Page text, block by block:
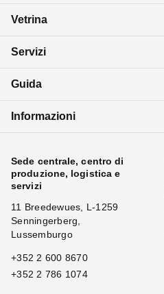
Vetrina
Servizi
Guida
Informazioni
Sede centrale, centro di
produzione, logistica e
servizi
11 Breedewues, L-1259
Senningerberg,
Lussemburgo
+352 2 600 8670
+352 2 786 1074